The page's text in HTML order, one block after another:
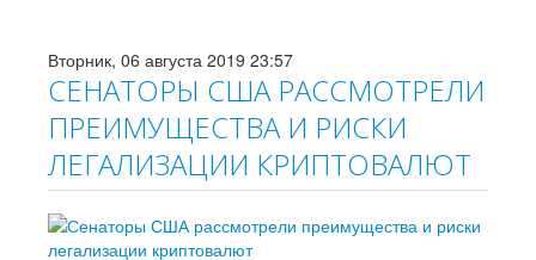
Вторник, 06 августа 2019 23:57
СЕНАТОРЫ США РАССМОТРЕЛИ
ПРЕИМУЩЕСТВА И РИСКИ
ЛЕГАЛИЗАЦИИ КРИПТОВАЛЮТ